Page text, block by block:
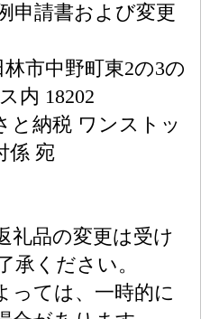
申請書および変更
市中野町東2の3の
内 18202
と納税 ワンストッ
係 宛
礼品の変更は受け
承ください。
っては、一時的に